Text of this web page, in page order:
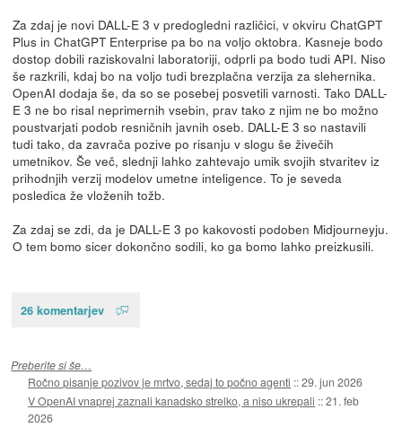
Za zdaj je novi DALL-E 3 v predogledni različici, v okviru ChatGPT
Plus in ChatGPT Enterprise pa bo na voljo oktobra. Kasneje bodo
dostop dobili raziskovalni laboratoriji, odprli pa bodo tudi API. Niso
še razkrili, kdaj bo na voljo tudi brezplačna verzija za slehernika.
OpenAI dodaja še, da so se posebej posvetili varnosti. Tako DALL-
E 3 ne bo risal neprimernih vsebin, prav tako z njim ne bo možno
poustvarjati podob resničnih javnih oseb. DALL-E 3 so nastavili
tudi tako, da zavrača pozive po risanju v slogu še živečih
umetnikov. Še več, slednji lahko zahtevajo umik svojih stvaritev iz
prihodnjih verzij modelov umetne inteligence. To je seveda
posledica že vloženih tožb.
Za zdaj se zdi, da je DALL-E 3 po kakovosti podoben Midjourneyju.
O tem bomo sicer dokončno sodili, ko ga bomo lahko preizkusili.
26 komentarjev
Preberite si še…
Ročno pisanje pozivov je mrtvo, sedaj to počno agenti ::29. jun 2026
V OpenAI vnaprej zaznali kanadsko strelko, a niso ukrepali ::21. feb
2026